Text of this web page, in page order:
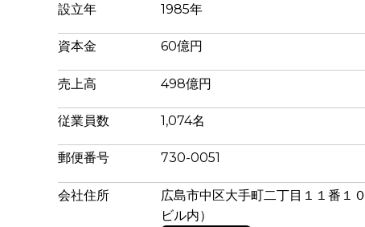
設立年 1985年
資本金 60億円
売上高 498億円
従業員数 1,074名
郵便番号 730-0051
会社住所
広島市中区大手町二丁目１１番１
ビル内）